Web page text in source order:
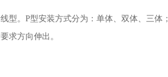
型。 P型安装方式分为：单体、双体、三体；
求方向伸出。